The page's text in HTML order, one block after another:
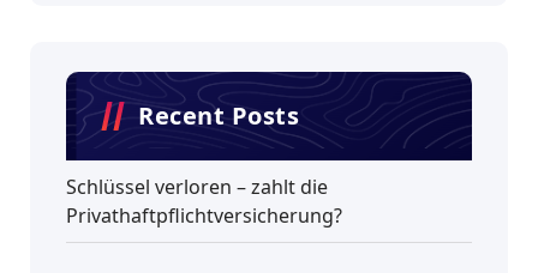
Recent Posts
Schlüssel verloren – zahlt die
Privathaftpflichtversicherung?